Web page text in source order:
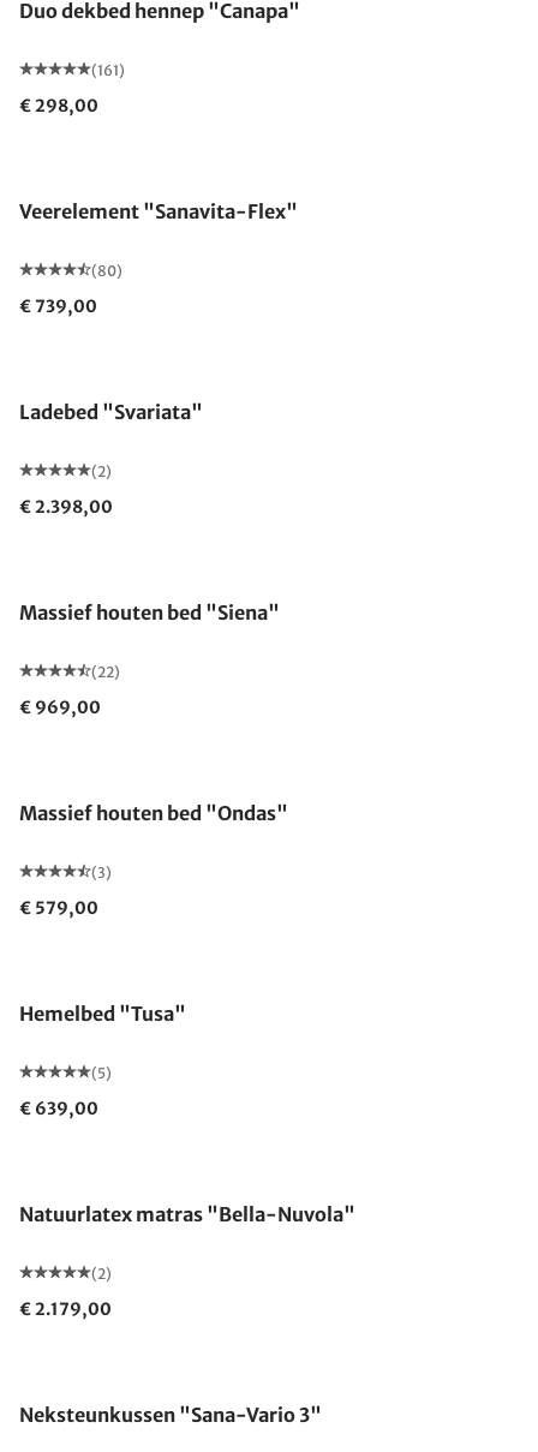
Duo dekbed hennep "Canapa"
(161)
€ 298,00
Veerelement "Sanavita-Flex"
(80)
€ 739,00
Ladebed "Svariata"
(2)
€ 2.398,00
Massief houten bed "Siena"
(22)
€ 969,00
Massief houten bed "Ondas"
(3)
€ 579,00
Hemelbed "Tusa"
(5)
€ 639,00
Natuurlatex matras "Bella-Nuvola"
(2)
€ 2.179,00
Neksteunkussen "Sana-Vario 3"